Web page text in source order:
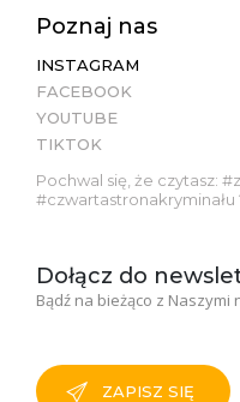
Poznaj nas
INSTAGRAM
FACEBOOK
YOUTUBE
TIKTOK
Pochwal się, że czytasz:
#czwartastronakryminału
Dołącz do
Bądź na bieżąco z Naszymi
ZAPISZ SIĘ